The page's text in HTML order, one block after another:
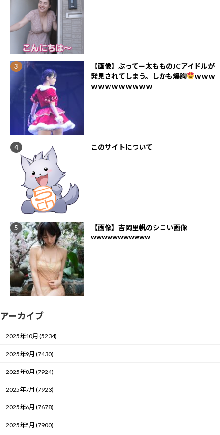
【画像】ぶってー太もものJCアイドルが
発見されてしまう。しかも爆胸
ｗｗｗ
ｗｗｗｗｗｗｗｗｗ
このサイトについて
【画像】吉岡里帆のシコい画像
wwwwwwwwwww
アーカイブ
2025年10月 (5234)
2025年9月 (7430)
2025年8月 (7924)
2025年7月 (7923)
2025年6月 (7678)
2025年5月 (7900)